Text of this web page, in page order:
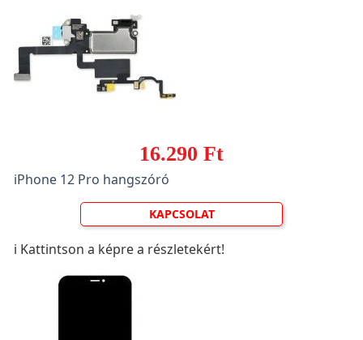
16.290 Ft
iPhone 12 Pro hangszóró
KAPCSOLAT
ℹ️ Kattintson a képre a részletekért!